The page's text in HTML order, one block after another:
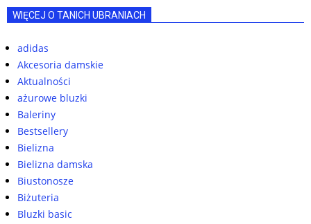
WIĘCEJ O TANICH UBRANIACH
adidas
Akcesoria damskie
Aktualności
ażurowe bluzki
Baleriny
Bestsellery
Bielizna
Bielizna damska
Biustonosze
Biżuteria
Bluzki basic